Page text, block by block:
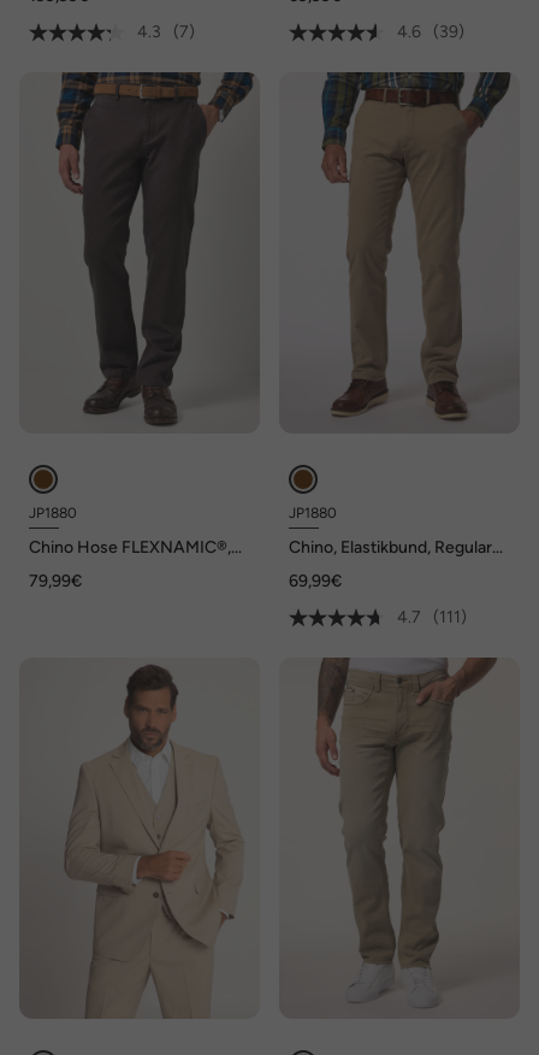
4.3
(7)
4.6
(39)
JP1880
Chino Hose FLEXNAMIC®,
72/36
79,99€
JP1880
Chino, Elastikbund, Regular
69,99€
4.7
(111)